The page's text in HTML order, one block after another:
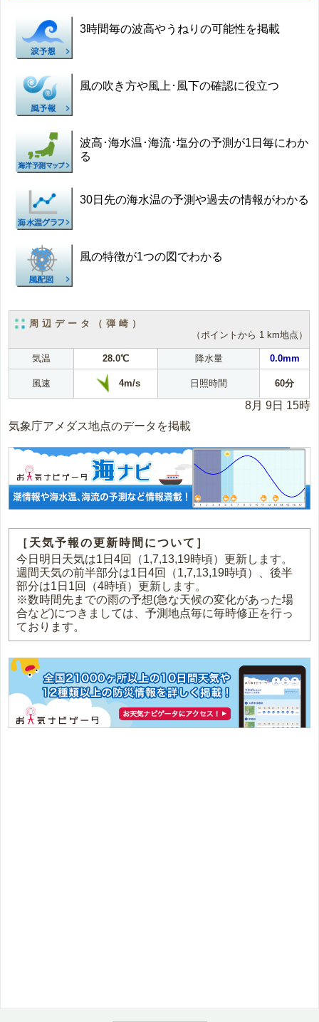
3時間毎の波高やうねりの可能性を掲載
風の吹き方や風上･風下の確認に役立つ
波高･海水温･海流･塩分の予測が1日毎にわか
る
30日先の海水温の予測や過去の情報がわかる
風の特徴が1つの図でわかる
周辺データ（弾崎）
（ポイントから 1 km地点）
気温 28.0℃ 降水量 0.0mm
風速 4m/s 日照時間 60分
8月 9日 15時
気象庁アメダス地点のデータを掲載
［天気予報の更新時間について］
今日明日天気は1日4回（1,7,13,19時頃）更新します。
週間天気の前半部分は1日4回（1,7,13,19時頃）、後半
部分は1日1回（4時頃）更新します。
※数時間先までの雨の予想(急な天候の変化があった場
合など)につきましては、予測地点毎に毎時修正を行っ
ております。